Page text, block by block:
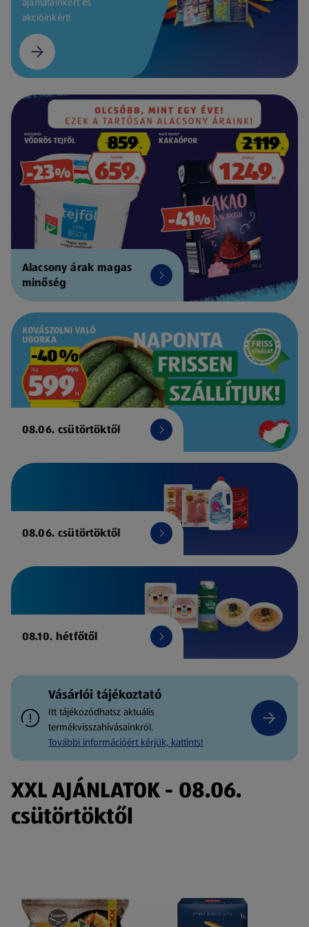
akcióinkért!
Alacsony árak magas
minőség
08.06. csütörtöktől
08.06. csütörtöktől
08.10. hétfőtől
Vásárlói tájékoztató
Itt tájékozódhatsz aktuális
termékvisszahívásainkról.
További információért kérjük, kattints!
XXL AJÁNLATOK - 08.06.
csütörtöktől